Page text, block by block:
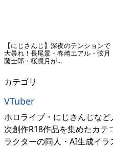
【にじさんじ】深夜のテンションで
大暴れ！長尾景・春崎エアル・弦月
藤士郎・桜凛月が...
カテゴリ
VTuber
ホロライブ・にじさんじな
次創作R18作品を集めたカ
ラクターの同人・AI生成イラ